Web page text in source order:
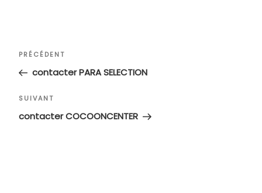
Navigation
l’article
Article
précédent
PRÉCÉDENT
contacter PARA SELECTION
Article
suivant
SUIVANT
contacter COCOONCENTER